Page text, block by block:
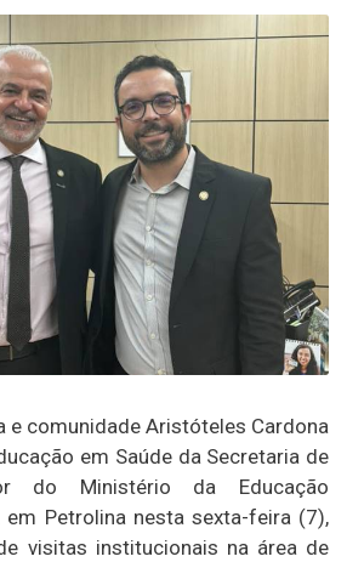
e comunidade Aristóteles Cardona
em Saúde da Secretaria de
do Ministério da Educação
em Petrolina nesta sexta-feira (7),
visitas institucionais na área de